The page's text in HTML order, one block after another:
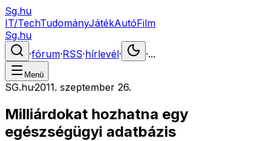
Sg.hu
IT/TechTudományJátékAutóFilm
Sg.hu
·fórum·RSS·hírlevél· ·...
Menü
SG.hu·2011. szeptember 26.
Milliárdokat hozhatna egy
egészségügyi adatbázis